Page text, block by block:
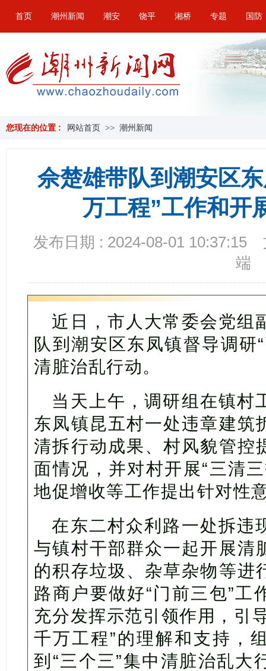
首页 潮州新闻 潮安 饶平 湘桥 专题 国防
您现在的位置 : 网站首页 >> 潮州新闻
佘楚雄带队到潮安区
万工程”工作和开
发布日期 : 2024-08-01 10:37:15
端
近日，市人大常委会党组
队到潮安区东凤镇督导调研
清脏治乱行动。
当天上午，调研组在镇村
东凤镇昆五村一处违章建筑
清拆行动成果、村风貌管控
面情况，并对村开展“三清
地促增收等工作提出针对性
在东二村众利路一处拆违
与镇村干部群众一起开展清
的积存垃圾、杂草杂物等进
路商户要做好“门前三包”工
充分发挥示范引领作用，引
千万工程”的理解和支持，
到“三个三”集中清脏治乱大